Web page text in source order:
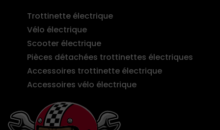
Trottinette électrique
Vélo électrique
Scooter électrique
Pièces détachées trottinettes électriques
Accessoires trottinette électrique
Accessoires vélo électrique